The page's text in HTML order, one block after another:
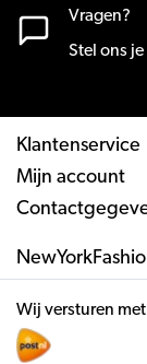
Vragen?
Stel ons
Klantenservice
Mijn account
Wij versturen